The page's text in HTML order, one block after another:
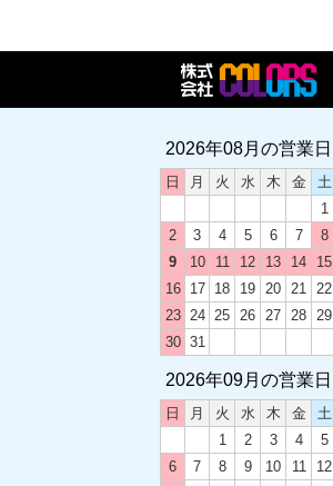
2024-2025 年末年始のお休み
土曜日の営業時間変更のお知らせ
2026年08月の営業日
日 月 火 水 木 金
土
1
2
3 4 5 6 7
8
9
10 11 12 13 14
15
16
17 18 19 20 21
22
23
24 25 26 27 28
29
30 31
2026年09月の営業日
日 月 火 水 木 金
土
1
2 3 4
5
6
7 8 9 10 11
12